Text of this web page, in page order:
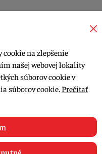
práva vyhradené.
na zlepšenie
našej webovej lokality
súborov cookie v
súborov cookie. Prečítať